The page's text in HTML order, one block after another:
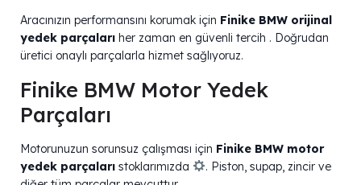
Aracınızın performansını korumak için Finike BMW orijinal
yedek parçaları her zaman en güvenli tercih . Doğrudan
üretici onaylı parçalarla hizmet sağlıyoruz.
Finike BMW Motor Yedek
Parçaları
Motorunuzun sorunsuz çalışması için Finike BMW motor
yedek parçaları stoklarımızda
. Piston, supap, zincir ve